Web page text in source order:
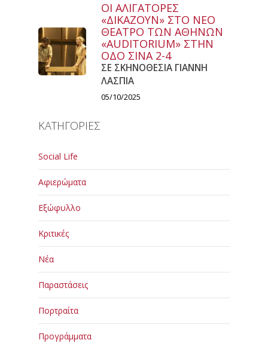
ΟΙ ΑΛΙΓΑΤΟΡΕΣ
«ΔΙΚΑΖΟΥΝ» ΣΤΟ ΝΕΟ
ΘΕΑΤΡΟ ΤΩΝ ΑΘΗΝΩΝ
«AUDITORIUM» ΣΤΗΝ
ΟΔΟ ΣΙΝΑ 2-4
ΣΕ ΣΚΗΝΟΘΕΣΙΑ ΓΙΑΝΝΗ
ΛΑΣΠΙΑ
05/10/2025
ΚΑΤΗΓΟΡΙΕΣ
Social Life
Αφιερώματα
Εξώφυλλο
Κριτικές
Νέα
Παραστάσεις
Πορτραίτα
Προγράμματα